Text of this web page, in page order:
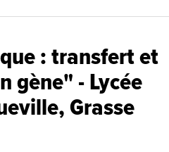
: transfert et
gène" - Lycée
Grasse